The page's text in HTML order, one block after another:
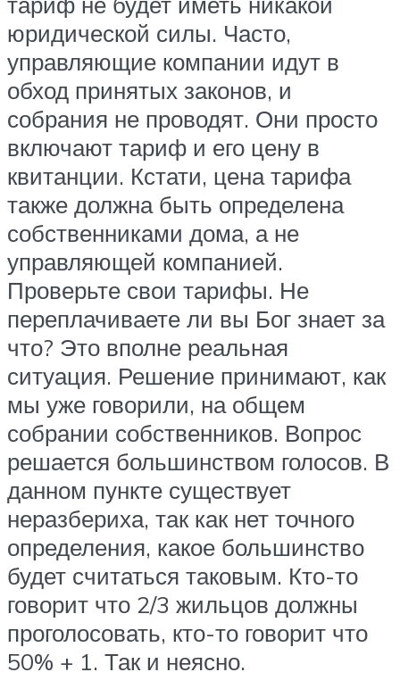
юридической силы. Часто,
управляющие компании идут в
обход принятых законов, и
собрания не проводят. Они просто
включают тариф и его цену в
квитанции. Кстати, цена тарифа
также должна быть определена
собственниками дома, а не
управляющей компанией.
Проверьте свои тарифы. Не
переплачиваете ли вы Бог знает за
что? Это вполне реальная
ситуация. Решение принимают, как
мы уже говорили, на общем
собрании собственников. Вопрос
решается большинством голосов. В
данном пункте существует
неразбериха, так как нет точного
определения, какое большинство
будет считаться таковым. Кто-то
говорит что 2/3 жильцов должны
проголосовать, кто-то говорит что
50% + 1. Так и неясно.